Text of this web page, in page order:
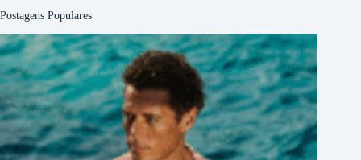
Postagens Populares